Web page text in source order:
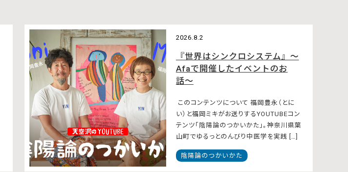
2026.8.2
『世界はシンクロシステム』〜
Afaで開催したイベントのお
話〜
このコンテンツについて 福岡豊永（とに
い）と福岡ミキがお送りするYOUTUBEコン
テンツ「陰陽論のつかいかた」。神奈川県葉
山町でゆるっとのんびり中医学を実践 […]
陰陽論のつかいかた